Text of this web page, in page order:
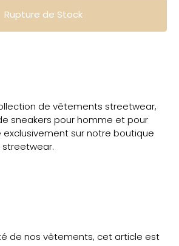
Rupture de Stock
de vêtements streetwear,
sneakers pour homme et pour
sur notre boutique
streetwear.
de nos vêtements, cet article est